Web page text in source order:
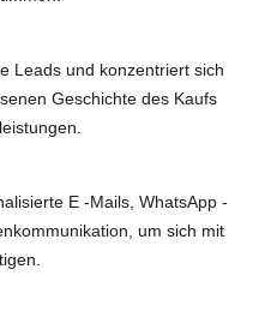
Leads und konzentriert sich
Geschichte des Kaufs
E -Mails, WhatsApp -
um sich mit